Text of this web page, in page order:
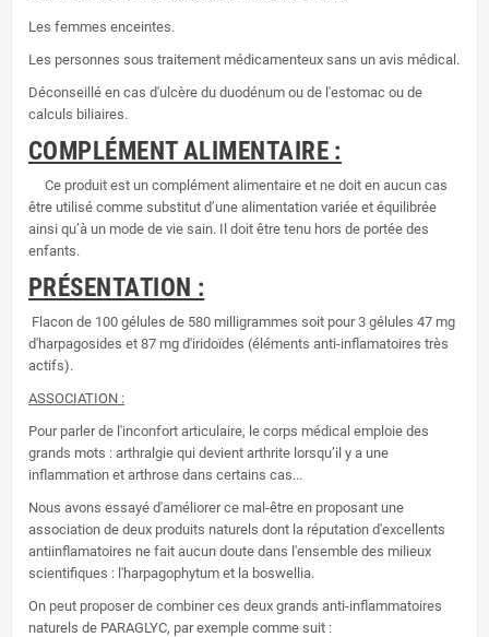
Les femmes enceintes.
Les personnes sous traitement médicamenteux sans un avis médical.
Déconseillé en cas d'ulcère du duodénum ou de l'estomac ou de
calculs biliaires.
COMPLÉMENT ALIMENTAIRE :
Ce produit est un complément alimentaire et ne doit en aucun cas
être utilisé comme substitut d’une alimentation variée et équilibrée
ainsi qu’à un mode de vie sain. Il doit être tenu hors de portée des
enfants.
PRÉSENTATION :
Flacon de 100 gélules de 580 milligrammes soit pour 3 gélules 47 mg
d'harpagosides et 87 mg d'iridoïdes (éléments anti-inflamatoires très
actifs).
ASSOCIATION :
Pour parler de l'inconfort articulaire, le corps médical emploie des
grands mots : arthralgie qui devient arthrite lorsqu’il y a une
inflammation et arthrose dans certains cas...
Nous avons essayé d'améliorer ce mal-être en proposant une
association de deux produits naturels dont la réputation d'excellents
antiinflamatoires ne fait aucun doute dans l'ensemble des milieux
scientifiques : l'harpagophytum et la boswellia.
On peut proposer de combiner ces deux grands anti-inflammatoires
naturels de PARAGLYC, par exemple comme suit :